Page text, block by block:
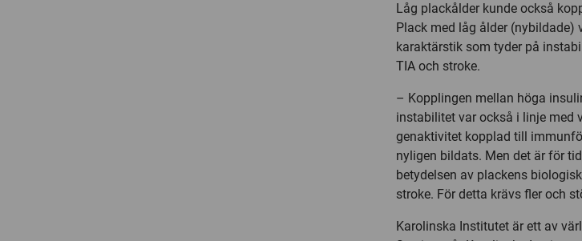
Låg plackålder kunde också
Plack med låg ålder (nybildade)
karaktärstik som tyder på
TIA och stroke.
– Kopplingen mellan höga
instabilitet var också i linje med
genaktivitet kopplad till
nyligen bildats. Men det är för
betydelsen av plackens
stroke. För detta krävs fler och
Karolinska Institutet är ett av